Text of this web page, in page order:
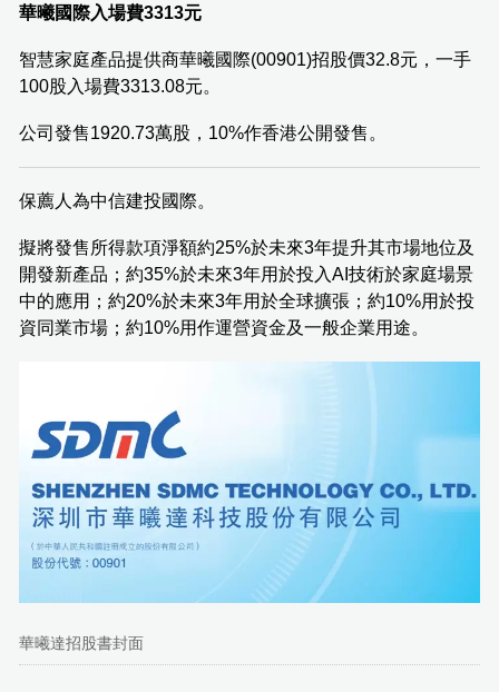
華曦國際入場費3313元
智慧家庭產品提供商華曦國際(00901)招股價32.8元，一手
100股入場費3313.08元。
公司發售1920.73萬股，10%作香港公開發售。
保薦人為中信建投國際。
擬將發售所得款項淨額約25%於未來3年提升其市場地位及
開發新產品；約35%於未來3年用於投入AI技術於家庭場景
中的應用；約20%於未來3年用於全球擴張；約10%用於投
資同業市場；約10%用作運營資金及一般企業用途。
華曦達招股書封面